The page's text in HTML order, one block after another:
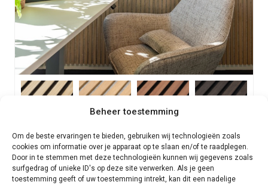
Beheer toestemming
Om de beste ervaringen te bieden, gebruiken wij technologieën zoals
cookies om informatie over je apparaat op te slaan en/of te raadplegen.
Door in te stemmen met deze technologieën kunnen wij gegevens zoals
surfgedrag of unieke ID's op deze site verwerken. Als je geen
toestemming geeft of uw toestemming intrekt, kan dit een nadelige
Akupanel XL Wandpanelen 300 cm | 4 kleuren
€199,95 per stuk